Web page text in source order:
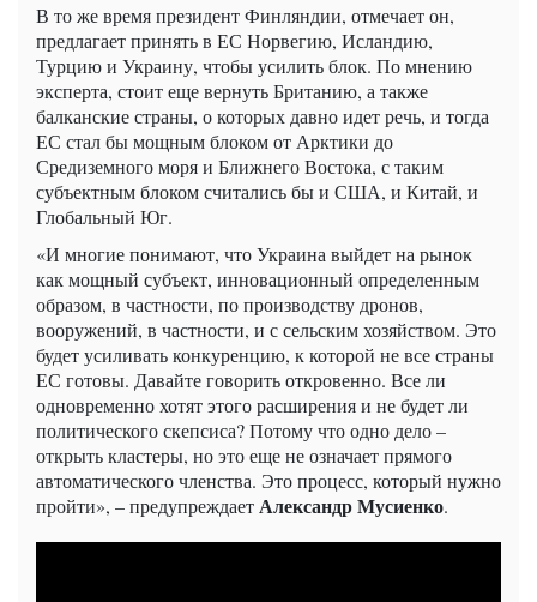
В то же время президент Финляндии, отмечает он,
предлагает принять в ЕС Норвегию, Исландию,
Турцию и Украину, чтобы усилить блок. По мнению
эксперта, стоит еще вернуть Британию, а также
балканские страны, о которых давно идет речь, и тогда
ЕС стал бы мощным блоком от Арктики до
Средиземного моря и Ближнего Востока, с таким
субъектным блоком считались бы и США, и Китай, и
Глобальный Юг.
«И многие понимают, что Украина выйдет на рынок
как мощный субъект, инновационный определенным
образом, в частности, по производству дронов,
вооружений, в частности, и с сельским хозяйством. Это
будет усиливать конкуренцию, к которой не все страны
ЕС готовы. Давайте говорить откровенно. Все ли
одновременно хотят этого расширения и не будет ли
политического скепсиса? Потому что одно дело –
открыть кластеры, но это еще не означает прямого
автоматического членства. Это процесс, который нужно
пройти», – предупреждаетАлександр Мусиенко.